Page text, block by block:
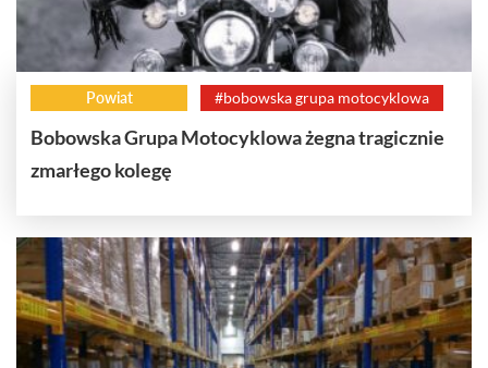
Powiat #bobowska grupa motocyklowa
Bobowska Grupa Motocyklowa żegna tragicznie
zmarłego kolegę